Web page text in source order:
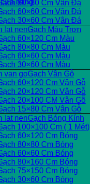
hàng
80×80 Cm Vân Đá
60×60 Cm Vân Đá
30×60 Cm Vân Đá
Gạch Màu Trơn
60×120 Cm Màu
80×80 Cm Màu
60×60 Cm Màu
30×60 Cm Màu
Gạch Vân Gỗ
60×120 Cm Vân Gỗ
20×120 Cm Vân Gỗ
20×100 CM Vân Gỗ
15×80 Cm Vân Gỗ
Gạch Bóng Kính
100×100 Cm ( 1 Mét)
60×120 Cm Bóng
80×80 Cm Bóng
60×60 Cm Bóng
80×160 Cm Bóng
75×150 Cm Bóng
30×60 Cm Bóng